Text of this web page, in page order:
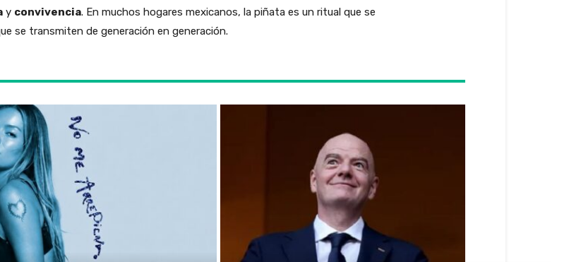
y convivencia. En muchos hogares mexicanos, la piñata es un ritual que se
se transmiten de generación en generación.